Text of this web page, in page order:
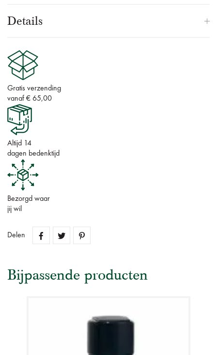
Details
Gratis verzending
vanaf € 65,00
Altijd 14
dagen bedenktijd
Bezorgd waar
jij wil
Delen
Bijpassende producten